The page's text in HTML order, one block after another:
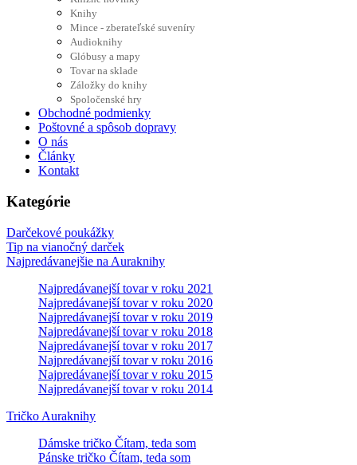
Knihy
Mince - zberateľské suveníry
Audioknihy
Glóbusy a mapy
Tovar na sklade
Záložky do knihy
Spoločenské hry
Obchodné podmienky
Poštovné a spôsob dopravy
O nás
Články
Kontakt
Kategórie
Darčekové poukážky
Tip na vianočný darček
Najpredávanejšie na Auraknihy
Najpredávanejší tovar v roku 2021
Najpredávanejší tovar v roku 2020
Najpredávanejší tovar v roku 2019
Najpredávanejší tovar v roku 2018
Najpredávanejší tovar v roku 2017
Najpredávanejší tovar v roku 2016
Najpredávanejší tovar v roku 2015
Najpredávanejší tovar v roku 2014
Tričko Auraknihy
Dámske tričko Čítam, teda som
Pánske tričko Čítam, teda som